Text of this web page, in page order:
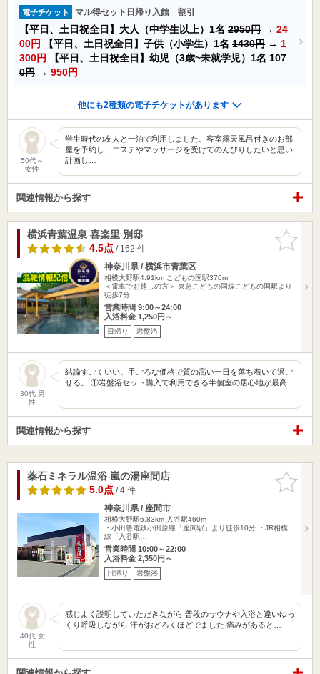
電子チケット マル得セット日帰り入館 割引
【平日、土日祝全日】大人（中学生以上）1名 2950円 → 24
00円
【平日、土日祝全日】子供（小学生）1名 1430円 → 1
300円
【平日、土日祝全日】幼児（3歳~未就学児）1名 107
0円 → 950円
他にも2種類の電子チケットがあります
50代～
女性
学生時代の友人と一泊で利用しました。客室露天風呂付きのお部
屋を予約し、エステやマッサージを受けてのんびりしたいと思い
計画し…
関連情報から探す
お気に入
りに追加
横浜青葉温泉 喜楽里 別邸
4.5点/ 162 件
神奈川県 / 横浜市青葉区
相模大野駅4.91km こどもの国駅370m
＜電車でお越しの方＞ 東急こどもの国線こどもの国駅より
徒歩7分 …
営業時間 9:00～24:00
入浴料金 1,250円～
日帰り 岩盤浴
30代 男
性
結論すごくいい。手ごろな価格で質の高い一日を落ち着いて過ご
せる。 ①岩盤浴セット購入で利用できる半個室の居心地が最高…
関連情報から探す
お気に入
りに追加
薬石ミネラル温浴 嵐の湯座間店
5.0点/ 4 件
神奈川県 / 座間市
相模大野駅6.83km 入谷駅460m
・小田急電鉄小田原線「座間駅」より徒歩10分 ・JR相模
線「入谷駅…
営業時間 10:00～22:00
入浴料金 2,350円～
日帰り 岩盤浴
40代 女
性
感じよく説明していただきながら 普段のサウナや入浴と違いゆっ
くり呼吸しながら 汗がおどろくほどでました 痛みがあると…